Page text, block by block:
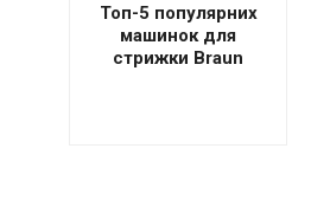
Топ-5 популярних
машинок для
стрижки Braun